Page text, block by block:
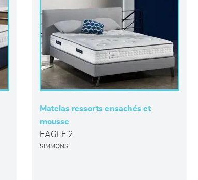
Matelas ressorts ensachés et
mousse
EAGLE 2
SIMMONS